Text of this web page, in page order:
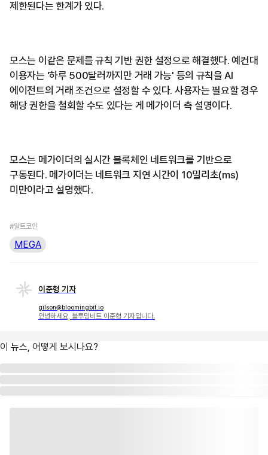
제한된다는 한계가 있다.
모스는 이같은 문제를 규칙 기반 권한 설정으로 해결했다. 예컨대
이용자는 '하루 500달러까지만 거래 가능' 등의 규칙을 AI
에이전트의 거래 조건으로 설정할 수 있다. 사용자는 필요할 경우
해당 권한을 철회할 수도 있다는 게 메가이더 측 설명이다.
모스는 메가이더의 실시간 블록체인 네트워크를 기반으로
구동된다. 메가이더는 네트워크 지연 시간이 10밀리초(ms)
미만이라고 설명했다.
#알트코인
MEGA
이준형 기자
gilson@bloomingbit.io
안녕하세요, 블루밍비트 이준형 기자입니다.
이 뉴스, 어떻게 보시나요?